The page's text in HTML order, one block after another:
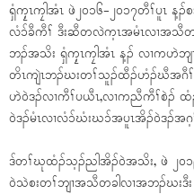
ရှံကၠ့ၤကၠါအံၤ ဖဲ၂၀၁၆-၂၀၁၇တီၢ်ပူၤ န့
လံၥ်ခီကီၢ် ဒီးဆီတလဲက့ၤအမံၤလၢအသီတဖ
ဘၣ်အသိး ရှံကၠ့ၤကၠါအံၤ န့ၣ် လၢကဟဲဘျ
တိၤကျဲၤဘၣ်ဃးတၢ်သူၣ်ထီၣ်ဟံၣ်ဃီအဂီၢ်
ဟဲဝဲဒၣ်လၢကီၢ်ပယီၤ,လၢကညီကီၢ်စဲၣ် ထံၣ်
ဝဲဒၣ်မံၤလၢလံၥ်ဃံးဃၥ်အပူၤအိၣ်ဝဲဒၣ်အ
ဒ်တၢ်ဃုထံၣ်သ့ၣ်ညါအိၣ်ဝဲအသိး, ဖဲ ၂၀
ဝဲသဲစးတၢ်ဘျၢအသီတခါလၢအဘၣ်ဃး